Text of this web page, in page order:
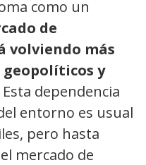
como un
de
volviendo más
y
Esta dependencia
entorno es usual
pero hasta
mercado de